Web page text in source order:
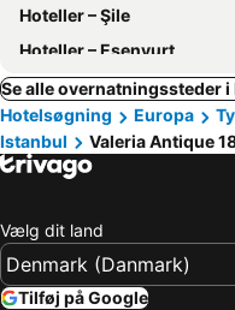
Hoteller – Şile
Hoteller – Esenyurt
Se alle overnatningssteder
Hotelsøgning
Europa
Istanbul
Valeria Antique
Vælg dit land
Tilføj på Google